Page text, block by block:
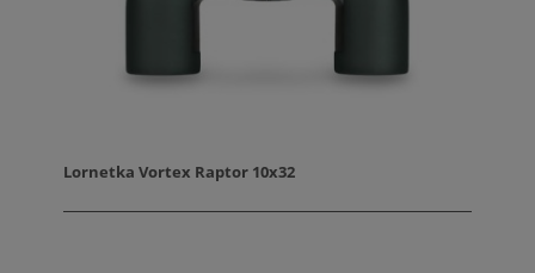
Lornetka Vortex Raptor 10x32